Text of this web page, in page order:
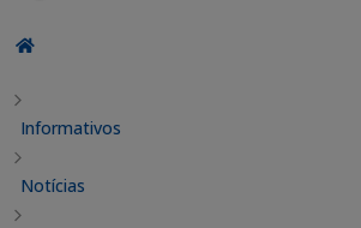
Informativos
Notícias